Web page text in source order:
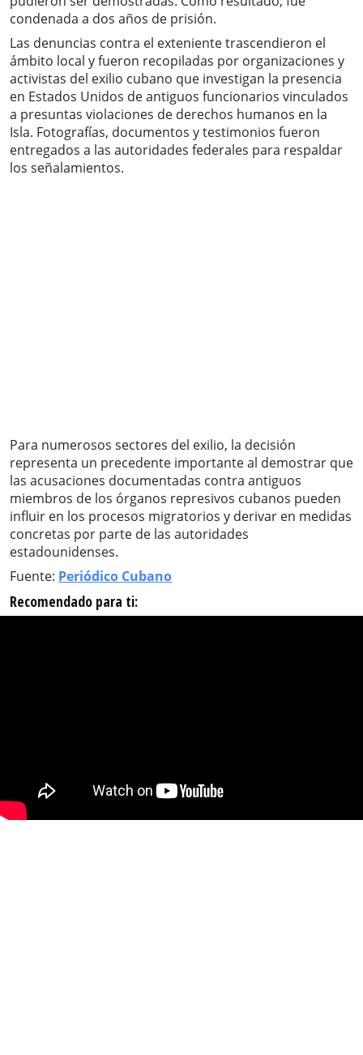
condenada a dos años de prisión.
Las denuncias contra el exteniente trascendieron el
ámbito local y fueron recopiladas por organizaciones y
activistas del exilio cubano que investigan la presencia
en Estados Unidos de antiguos funcionarios vinculados
a presuntas violaciones de derechos humanos en la
Isla. Fotografías, documentos y testimonios fueron
entregados a las autoridades federales para respaldar
los señalamientos.
Para numerosos sectores del exilio, la decisión
representa un precedente importante al demostrar que
las acusaciones documentadas contra antiguos
miembros de los órganos represivos cubanos pueden
influir en los procesos migratorios y derivar en medidas
concretas por parte de las autoridades
estadounidenses.
Fuente: Periódico Cubano
Recomendado para ti: